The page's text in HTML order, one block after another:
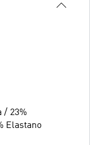
/ 23%
Elastano